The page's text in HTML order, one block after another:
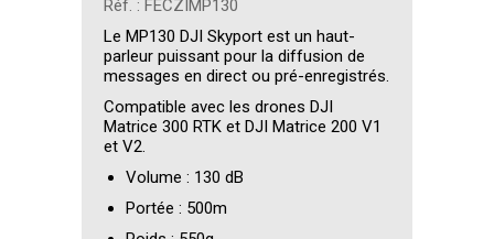
Réf. : FECZIMP130
Le MP130 DJI Skyport est un haut-
parleur puissant pour la diffusion de
messages en direct ou pré-enregistrés.
Compatible avec les drones DJI
Matrice 300 RTK et DJI Matrice 200 V1
et V2.
Volume : 130 dB
Portée : 500m